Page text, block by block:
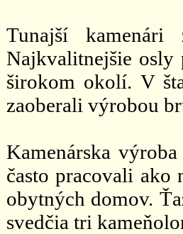
Tunajší
Najkvalitnejšie osly
širokom okolí. V
zaoberali výrobou
Kamenárska
často pracovali ako
obytných domov.
svedčia tri